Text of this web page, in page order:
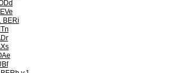
BERi